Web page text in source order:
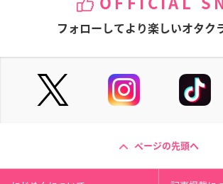
OFFICIAL
フォローしてより楽しいオタク
ページの先頭へ